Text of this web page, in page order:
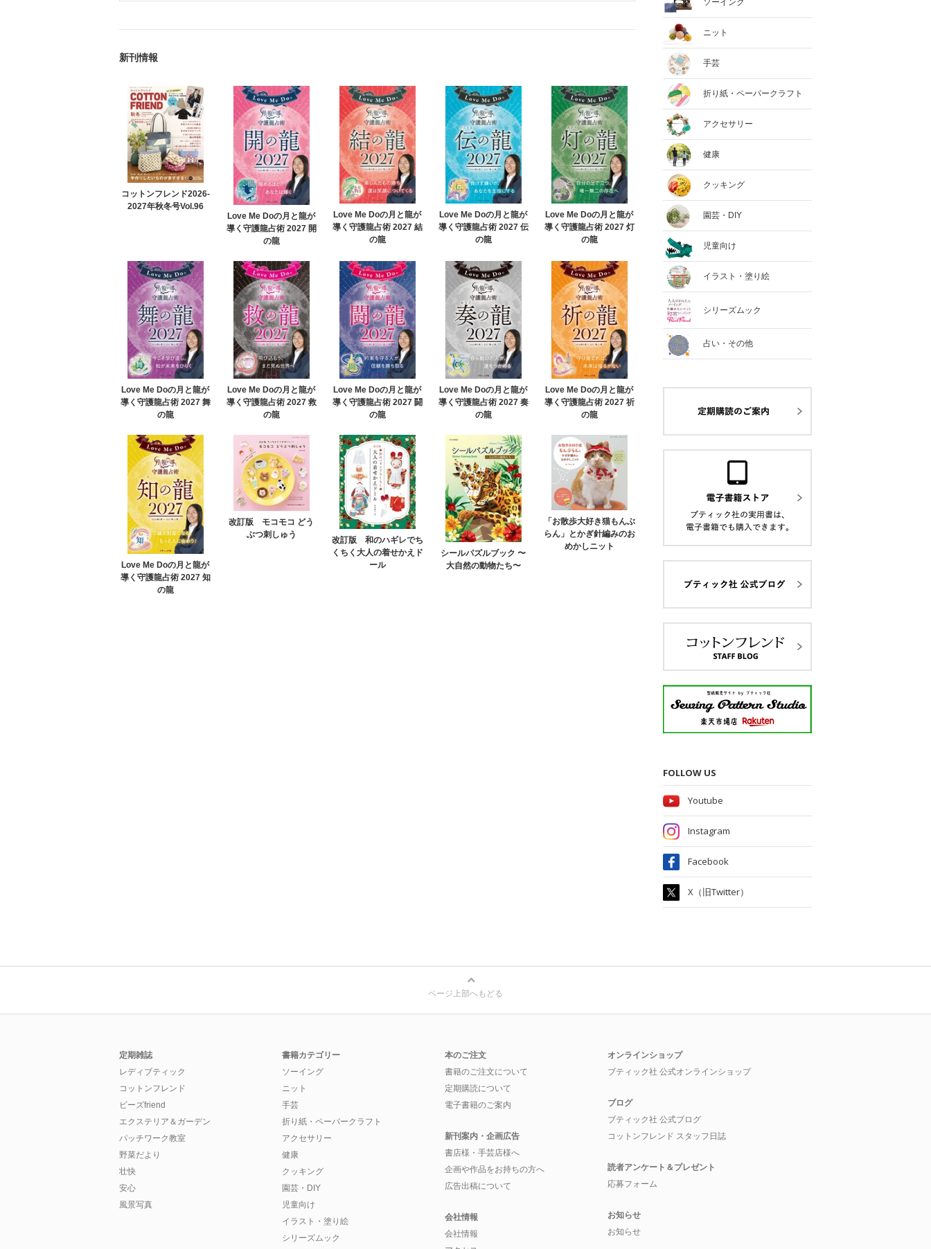
新刊情報
コットンフレンド2026-
2027年秋冬号Vol.96
Love Me Doの月と龍が
導く守護龍占術 2027 開
の龍
Love Me Doの月と龍が
導く守護龍占術 2027 結
の龍
Love Me Doの月と龍が
導く守護龍占術 2027 伝
の龍
Love Me Doの月と龍が
導く守護龍占術 2027 灯
の龍
Love Me Doの月と龍が
導く守護龍占術 2027 舞
の龍
Love Me Doの月と龍が
導く守護龍占術 2027 救
の龍
Love Me Doの月と龍が
導く守護龍占術 2027 闘
の龍
Love Me Doの月と龍が
導く守護龍占術 2027 奏
の龍
Love Me Doの月と龍が
導く守護龍占術 2027 祈
の龍
Love Me Doの月と龍が
導く守護龍占術 2027 知
の龍
改訂版 モコモコ どう
ぶつ刺しゅう
改訂版 和のハギレでち
くちく大人の着せかえド
ール
シールパズルブック 〜
大自然の動物たち〜
「お散歩大好き猫もんぶ
らん」とかぎ針編みのお
めかしニット
ソーイング
ニット
手芸
折り紙・ペーパークラフト
アクセサリー
健康
クッキング
園芸・DIY
児童向け
イラスト・塗り絵
シリーズムック
占い・その他
FOLLOW US
Youtube
Instagram
Facebook
X（旧Twitter）
ページ上部へもどる
定期雑誌
レディブティック
コットンフレンド
ビーズfriend
エクステリア＆ガーデン
パッチワーク教室
野菜だより
壮快
安心
風景写真
書籍カテゴリー
ソーイング
ニット
手芸
折り紙・ペーパークラフト
アクセサリー
健康
クッキング
園芸・DIY
児童向け
イラスト・塗り絵
シリーズムック
本のご注文
書籍のご注文について
定期購読について
電子書籍のご案内
新刊案内・企画広告
書店様・手芸店様へ
企画や作品をお持ちの方へ
広告出稿について
会社情報
会社情報
オンラインショップ
ブティック社 公式オンラインショップ
ブログ
ブティック社 公式ブログ
コットンフレンド スタッフ日誌
読者アンケート＆プレゼント
応募フォーム
お知らせ
お知らせ